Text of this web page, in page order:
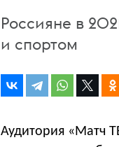
Россияне в
и спортом
Аудитория «Матч